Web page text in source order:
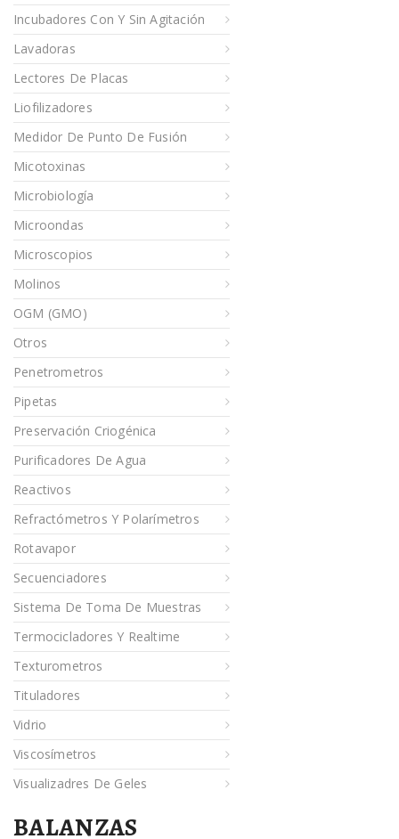
Incubadores Con Y Sin Agitación
Lavadoras
Lectores De Placas
Liofilizadores
Medidor De Punto De Fusión
Micotoxinas
Microbiología
Microondas
Microscopios
Molinos
OGM (GMO)
Otros
Penetrometros
Pipetas
Preservación Criogénica
Purificadores De Agua
Reactivos
Refractómetros Y Polarímetros
Rotavapor
Secuenciadores
Sistema De Toma De Muestras
Termocicladores Y Realtime
Texturometros
Tituladores
Vidrio
Viscosímetros
Visualizadres De Geles
BALANZAS